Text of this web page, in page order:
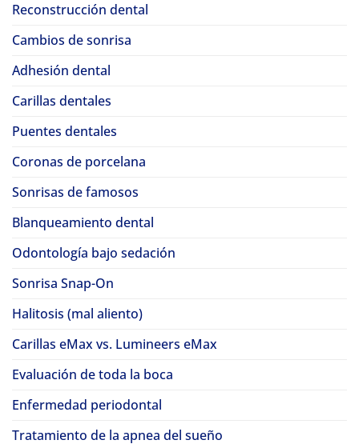
Reconstrucción dental
Cambios de sonrisa
Adhesión dental
Carillas dentales
Puentes dentales
Coronas de porcelana
Sonrisas de famosos
Blanqueamiento dental
Odontología bajo sedación
Sonrisa Snap-On
Halitosis (mal aliento)
Carillas eMax vs. Lumineers eMax
Evaluación de toda la boca
Enfermedad periodontal
Tratamiento de la apnea del sueño